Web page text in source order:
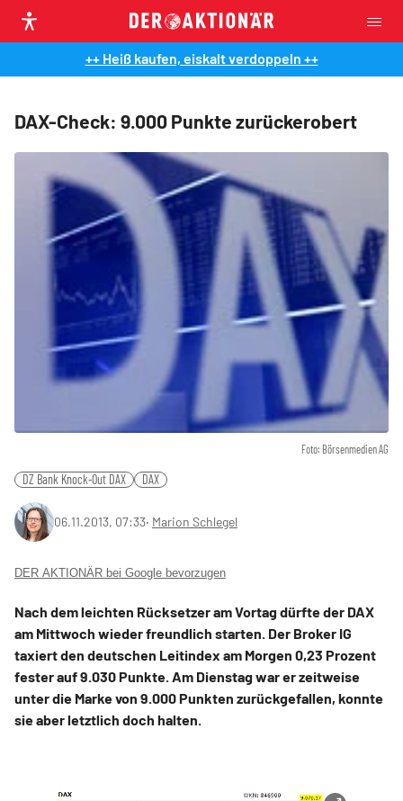
++ Heiß kaufen, eiskalt verdoppeln ++
DAX-Check: 9.000 Punkte zurückerobert
Foto: Börsenmedien AG
DZ Bank Knock-Out DAX DAX
06.11.2013, 07:33‧ Marion Schlegel
DER AKTIONÄR bei Google bevorzugen
Nach dem leichten Rücksetzer am Vortag dürfte der DAX
am Mittwoch wieder freundlich starten. Der Broker IG
taxiert den deutschen Leitindex am Morgen 0,23 Prozent
fester auf 9.030 Punkte. Am Dienstag war er zeitweise
unter die Marke von 9.000 Punkten zurückgefallen, konnte
sie aber letztlich doch halten.